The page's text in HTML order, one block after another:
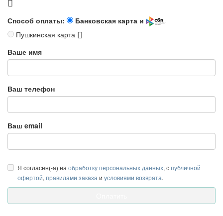
Способ оплаты:
Банковская карта и
Пушкинская карта
Ваше имя
Ваш телефон
Ваш email
Я согласен(-а) на обработку персональных данных, спубличной
офертой, правилами заказа и условиями возврата.